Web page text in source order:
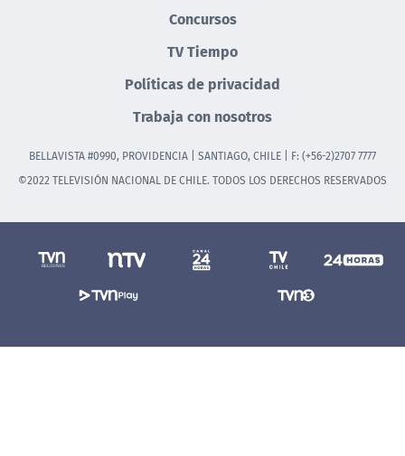
Concursos
TV Tiempo
Políticas de privacidad
Trabaja con nosotros
BELLAVISTA #0990, PROVIDENCIA | SANTIAGO, CHILE | F: (+56-2)2707 7777
©2022 TELEVISIÓN NACIONAL DE CHILE. TODOS LOS DERECHOS RESERVADOS